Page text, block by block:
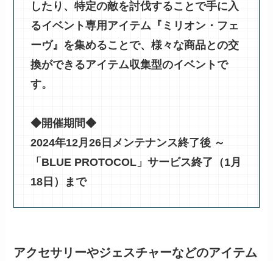
したり、特定の敵を討伐することで手に入
るイベント専用アイテム『ミリオン・フェ
ーヴ』を集めることで、様々な商品との交
換ができるアイテム収集型のイベントで
す。
◆開催期間◆
2024年12月26日メンテナンス終了後 ～
「BLUE PROTOCOL」サービス終了（1月
18日）まで
アクセサリーやジェスチャーなどのアイテム